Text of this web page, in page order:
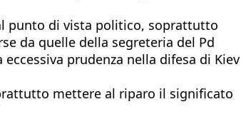
punto di vista politico, soprattutto
da quelle della segreteria del Pd
prudenza nella difesa di Kiev
mettere al riparo il significato